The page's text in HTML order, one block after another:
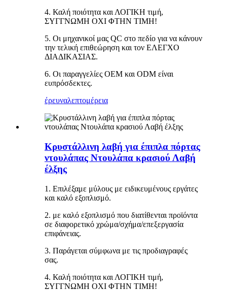
4. Καλή ποιότητα και ΛΟΓΙΚΗ τιμή,
ΣΥΓΓΝΩΜΗ ΟΧΙ ΦΤΗΝ ΤΙΜΗ!
5. Οι μηχανικοί μας QC στο πεδίο για να κάνουν
την τελική επιθεώρηση και τον ΕΛΕΓΧΟ
ΔΙΑΔΙΚΑΣΙΑΣ.
6. Οι παραγγελίες OEM και ODM είναι
ευπρόσδεκτες.
έρευναλεπτομέρεια
Κρυστάλλινη λαβή για έπιπλα πόρτας
ντουλάπας Ντουλάπα κρασιού Λαβή
έλξης
1. Επιλέξαμε μύλους με ειδικευμένους εργάτες
και καλό εξοπλισμό.
2. με καλό εξοπλισμό που διατίθενται προϊόντα
σε διαφορετικό χρώμα/σχήμα/επεξεργασία
επιφάνειας.
3. Παράγεται σύμφωνα με τις προδιαγραφές
σας.
4. Καλή ποιότητα και ΛΟΓΙΚΗ τιμή,
ΣΥΓΓΝΩΜΗ ΟΧΙ ΦΤΗΝ ΤΙΜΗ!